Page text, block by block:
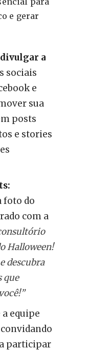
e gerar
a
sociais
e
sua
posts
e stories
foto do
com a
Halloween!
descubra
que
equipe
participar